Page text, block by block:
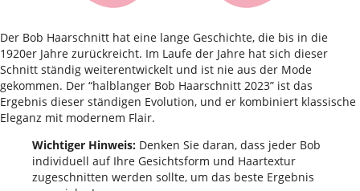
Der Bob Haarschnitt hat eine lange Geschichte, die bis in die
1920er Jahre zurückreicht. Im Laufe der Jahre hat sich dieser
Schnitt ständig weiterentwickelt und ist nie aus der Mode
gekommen. Der “halblanger Bob Haarschnitt 2023” ist das
Ergebnis dieser ständigen Evolution, und er kombiniert klassische
Eleganz mit modernem Flair.
Wichtiger Hinweis: Denken Sie daran, dass jeder Bob
individuell auf Ihre Gesichtsform und Haartextur
zugeschnitten werden sollte, um das beste Ergebnis